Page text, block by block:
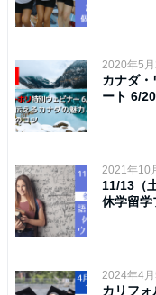
2020年5月
カナダ
ート 6/
2021年10
11/13（
休学留学
2024年4月
カリフ